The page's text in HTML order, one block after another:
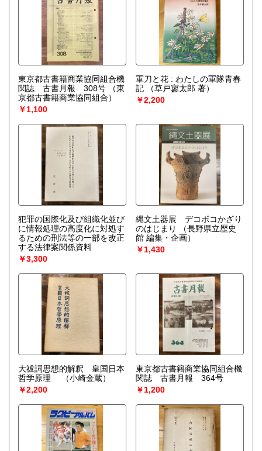
東京都古書籍商業協同組合機
関誌 古書月報 308号
（東
京都古書籍商業協同組合）
￥1,100
軍刀と花 : わたしの軍隊青春
記
（草戸寥太郎 著）
￥2,200
犯罪の国際化及び組織化並び
に情報処理の高度化に対処す
るための刑法等の一部を改正
する法律案関係資料
￥3,300
縄文土器展 デコボコかざり
のはじまり
（長野県立歴史
館 編集・企画）
￥1,430
大祓詞思想的解釈 皇国日本
哲学原理
（小崎金蔵）
￥2,200
東京都古書籍商業協同組合機
関誌 古書月報 364号
￥1,200